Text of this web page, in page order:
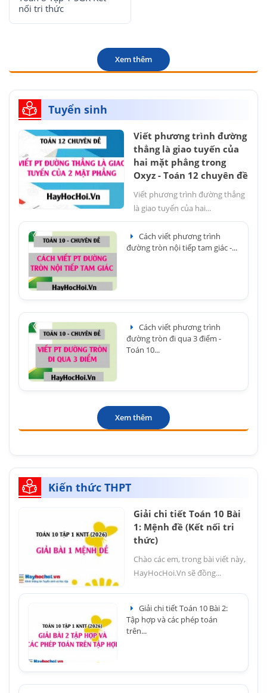
nối tri thức
Xem thêm
Tuyển sinh
Viết phương trình đường
thẳng là giao tuyến của
hai mặt phẳng trong
Oxyz - Toán 12 chuyên đề
Viết phương trình đường thẳng
là giao tuyến của hai...
Cách viết phương trình
đường tròn nội tiếp tam giác -...
Cách viết phương trình
đường tròn đi qua 3 điểm -
Toán 10...
Xem thêm
Kiến thức THPT
Giải chi tiết Toán 10 Bài
1: Mệnh đề (Kết nối tri
thức)
Chào các em, trong bài viết này,
HayHocHoi.Vn sẽ đồng...
Giải chi tiết Toán 10 Bài 2:
Tập hợp và các phép toán
trên...